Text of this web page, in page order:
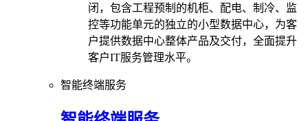
闭，包含工程预制的机柜、配电、制冷、监
控等功能单元的独立的小型数据中心，为客
户提供数据中心整体产品及交付，全面提升
客户IT服务管理水平。
智能终端服务